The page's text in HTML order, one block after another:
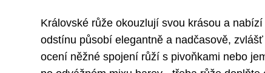
Královské růže okouzlují svou krásou a
odstínu působí elegantně a nadčasově,
ocení něžné spojení růží s pivoňkami nebo